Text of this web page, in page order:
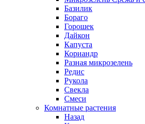
Базилик
Бораго
Горошек
Дайкон
Капуста
Кориандр
Разная микрозелень
Редис
Рукола
Свекла
Смеси
Комнатные растения
Назад